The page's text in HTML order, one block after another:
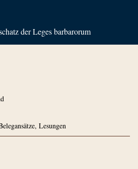
der Leges barbarorum
Lesungen